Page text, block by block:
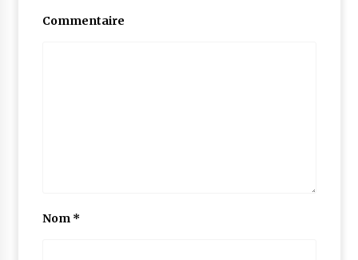
Commentaire
Nom *